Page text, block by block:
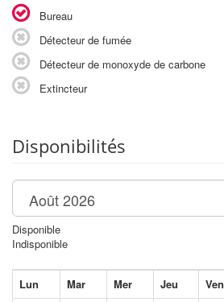
Bureau
Détecteur de fumée
Détecteur de monoxyde de carbone
Extincteur
Disponibilités
Disponible
Indisponible
Lun Mar Mer Jeu Ven